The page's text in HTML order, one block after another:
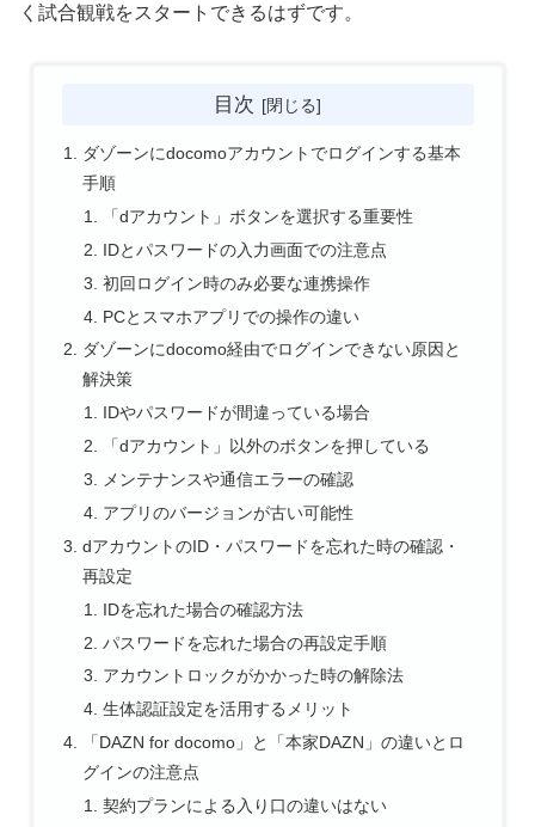
く試合観戦をスタートできるはずです。
目次
ダゾーンにdocomoアカウントでログインする基本
手順
「dアカウント」ボタンを選択する重要性
IDとパスワードの入力画面での注意点
初回ログイン時のみ必要な連携操作
PCとスマホアプリでの操作の違い
ダゾーンにdocomo経由でログインできない原因と
解決策
IDやパスワードが間違っている場合
「dアカウント」以外のボタンを押している
メンテナンスや通信エラーの確認
アプリのバージョンが古い可能性
dアカウントのID・パスワードを忘れた時の確認・
再設定
IDを忘れた場合の確認方法
パスワードを忘れた場合の再設定手順
アカウントロックがかかった時の解除法
生体認証設定を活用するメリット
「DAZN for docomo」と「本家DAZN」の違いとロ
グインの注意点
契約プランによる入り口の違いはない